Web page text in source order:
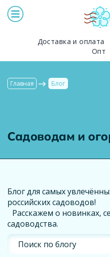
Доставка и оплата
Опт
Главная Блог
Садоводам и
Блог для самых
российских садоводов!
Расскажем о новинках,
садоводства.